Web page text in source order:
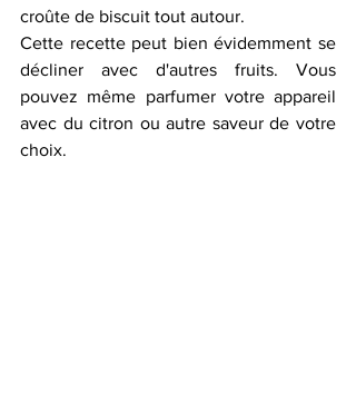
croûte de biscuit tout autour.
Cette recette peut bien évidemment se
décliner avec d'autres fruits. Vous
pouvez même parfumer votre appareil
avec du citron ou autre saveur de votre
choix.